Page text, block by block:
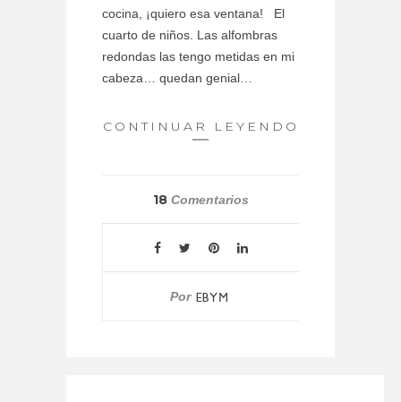
cocina, ¡quiero esa ventana! El
cuarto de niños. Las alfombras
redondas las tengo metidas en mi
cabeza… quedan genial…
CONTINUAR LEYENDO
18Comentarios
Por EBYM